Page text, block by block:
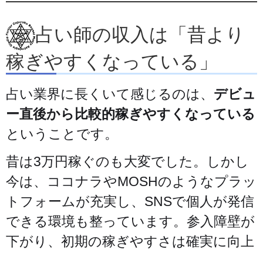
占い師の収入は「昔より
稼ぎやすくなっている」
占い業界に長くいて感じるのは、 デビュ
ー直後から比較的稼ぎやすくなっている
ということです。
昔は3万円稼ぐのも大変でした。しかし
今は、ココナラやMOSHのようなプラッ
トフォームが充実し、SNSで個人が発信
できる環境も整っています。参入障壁が
下がり、初期の稼ぎやすさは確実に向上